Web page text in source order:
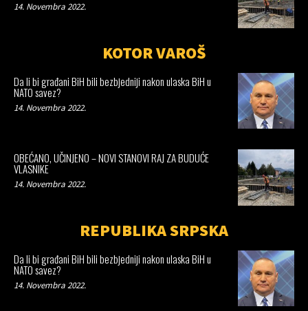
14. Novembra 2022.
KOTOR VAROŠ
Da li bi građani BiH bili bezbjedniji nakon ulaska BiH u
NATO savez?
14. Novembra 2022.
OBEĆANO, UČINJENO – NOVI STANOVI RAJ ZA BUDUĆE
VLASNIKE
14. Novembra 2022.
REPUBLIKA SRPSKA
Da li bi građani BiH bili bezbjedniji nakon ulaska BiH u
NATO savez?
14. Novembra 2022.